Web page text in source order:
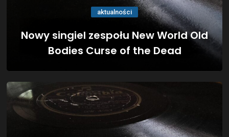
aktualności
Nowy singiel zespołu New World Old
Bodies Curse of the Dead